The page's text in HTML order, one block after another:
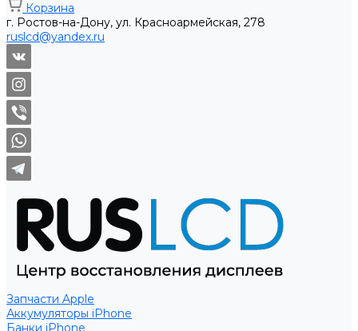
Корзина
г. Ростов-на-Дону, ул. Красноармейская, 278
ruslcd@yandex.ru
Запчасти Apple
Аккумуляторы iPhone
Банки iPhone